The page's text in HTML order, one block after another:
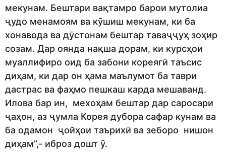
мекунам. Бештари вақтамро барои мутолиа
ҷудо менамоям ва кӯшиш мекунам, ки ба
хонавода ва дӯстонам бештар таваҷҷуҳ зоҳир
созам. Дар оянда нақша дорам, ки курсҳои
муаллифиро оид ба забони кореягӣ таъсис
диҳам, ки дар он ҳама маълумот ба таври
дастрас ва фаҳмо пешкаш карда мешаванд.
Илова бар ин, мехоҳам бештар дар саросари
ҷаҳон, аз ҷумла Корея дубора сафар кунам ва
ба одамон ҷойҳои таърихӣ ва зеборо нишон
диҳам”,‑ иброз дошт ӯ.